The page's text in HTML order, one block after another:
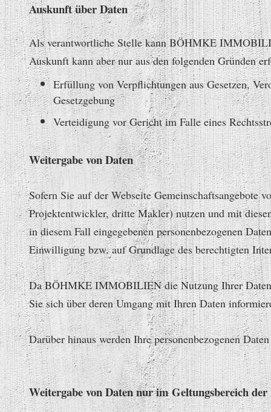
Auskunft über Daten
Als verantwortliche Stelle kann BÖHMKE
Auskunft kann aber nur aus den folgenden Gründen
Erfüllung von Verpflichtungen aus Gesetzen,
Gesetzgebung
Verteidigung vor Gericht im Falle eines
Weitergabe von Daten
Sofern Sie auf der Webseite
Projektentwickler, dritte Makler) nutzen und mit
in diesem Fall eingegebenen personenbezogenen
Einwilligung bzw. auf Grundlage des berechtigten
Da BÖHMKE IMMOBILIEN die Nutzung Ihrer Daten
Sie sich über deren Umgang mit Ihren Daten
Darüber hinaus werden Ihre personenbezogenen
Weitergabe von Daten nur im Geltungsbereich